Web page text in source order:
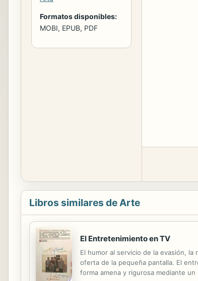
Formatos disponibles:
MOBI, EPUB, PDF
Libros similares de Arte
El Entretenimiento en TV
El humor al servicio de la evasión,
oferta de la pequeña pantalla. El
forma amena y rigurosa mediante